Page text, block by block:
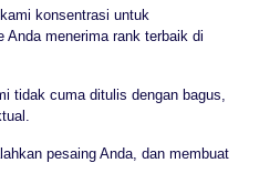
konsentrasi untuk
Anda menerima rank terbaik di
tidak cuma ditulis dengan bagus,
pesaing Anda, dan membuat